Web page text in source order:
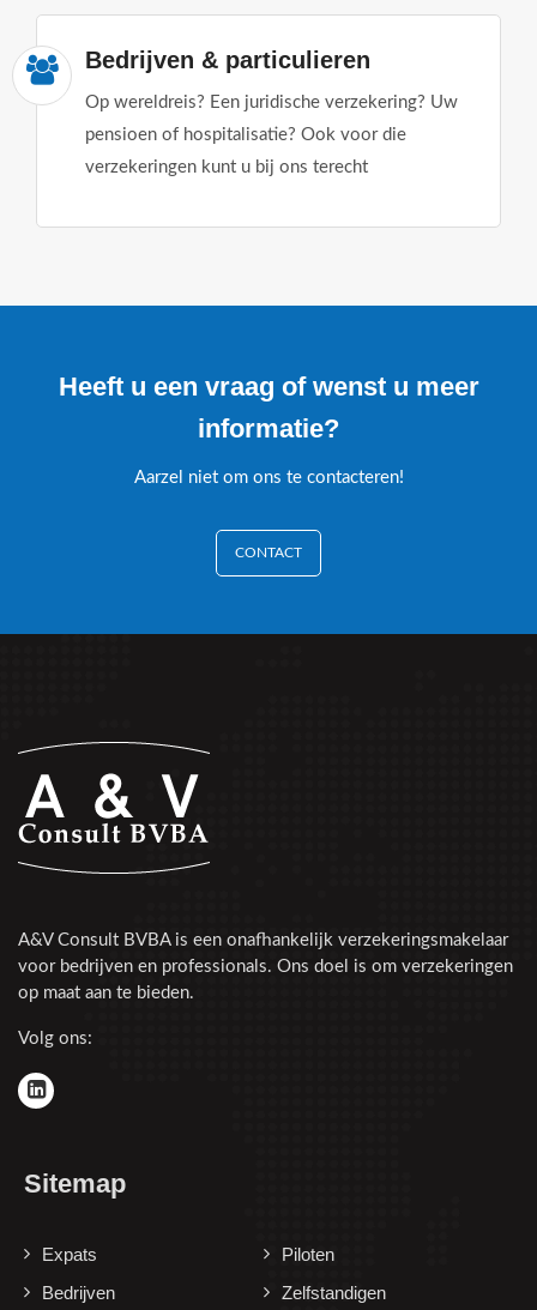
Bedrijven & particulieren
Op wereldreis? Een juridische verzekering? Uw
pensioen of hospitalisatie? Ook voor die
verzekeringen kunt u bij ons terecht
Heeft u een vraag of wenst u meer
informatie?
Aarzel niet om ons te contacteren!
CONTACT
A&V Consult BVBA is een onafhankelijk verzekeringsmakelaar
voor bedrijven en professionals. Ons doel is om verzekeringen
op maat aan te bieden.
Volg ons:
Sitemap
Expats
Piloten
Bedrijven
Zelfstandigen